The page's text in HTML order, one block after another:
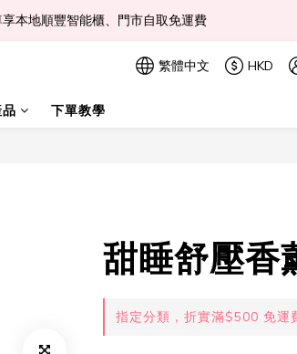
品🎉正式登陸PGWHK🎊
本地順豐智能櫃、門市自取免運費
免費註冊成為會員! 即獲 $30 購買金獎賞
產品🎉正式登陸PGWHK🎊
繁體中文 HKD
下單教學
甜睡舒壓香
指定分類，折實滿$500 免運